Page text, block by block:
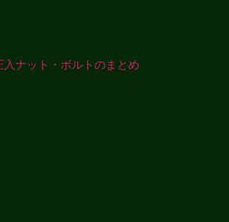
ナット・ボルトのまとめ